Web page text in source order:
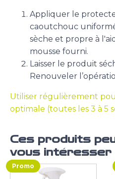
Appliquer le
caoutchouc
sèche et propre à
mousse fourni.
Laisser le produit
Renouveler
Utiliser régulièrement
optimale (toutes les 3 à 5
Ces produits
vous intéresser
Promo